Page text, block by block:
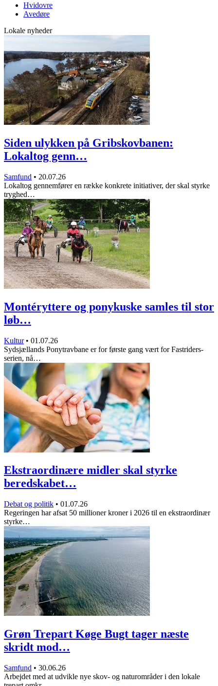
Hvidovre
Avedøre
Lokale nyheder
Siden ulykken på Gribskovbanen:
Lokaltog genn…
Samfund • 20.07.26
Lokaltog gennemfører en række konkrete initiativer, der skal styrke
tryghed…
Montéryttere og ponykuske samles til stor
løb…
Kultur • 01.07.26
Sydsjællands Ponytravbane er for første gang vært for Fastriders-
serien, nå…
Ekstraordinære midler skal styrke
beredskabet…
Debat og politik • 01.07.26
Regeringen har afsat 50 millioner kroner i 2026 til en ekstraordinær
styrke…
Grøn Trepart Køge Bugt tager næste
skridt mod…
Samfund • 30.06.26
Arbejdet med at udvikle nye skov- og naturområder i den lokale